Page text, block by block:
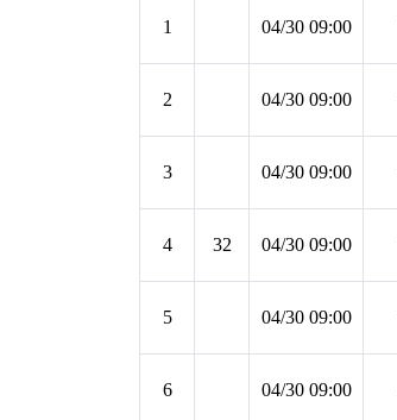
1 04/30 09:00
2 04/30 09:00
3 04/30 09:00
4 32 04/30 09:00
5 04/30 09:00
6 04/30 09:00